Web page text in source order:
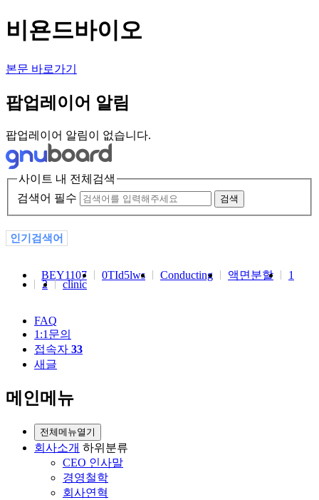
비욘드바이오
본문 바로가기
팝업레이어 알림
팝업레이어 알림이 없습니다.
사이트 내 전체검색
검색어 필수
검색
인기검색어
BEY1107 0TId5lws Conducting 액면분할 1
2 clinic
FAQ
1:1문의
접속자 33
새글
메인메뉴
전체메뉴열기
회사소개 하위분류
CEO 인사말
경영철학
회사연혁